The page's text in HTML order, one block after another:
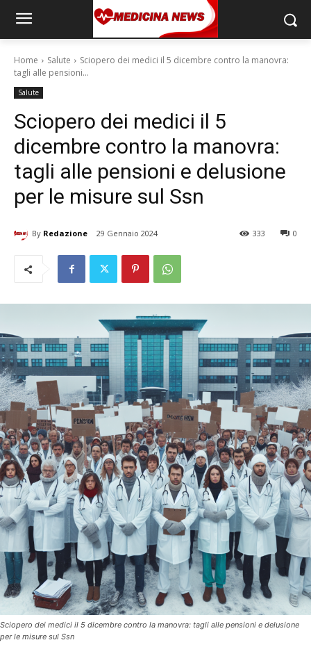
Home Salute
Sciopero dei medici il 5 dicembre contro la manovra:
tagli alle pensioni...
Salute
Sciopero dei medici il 5
dicembre contro la manovra:
tagli alle pensioni e delusione
per le misure sul Ssn
By Redazione 29 Gennaio 2024 0
333
Sciopero dei medici il 5 dicembre contro la manovra: tagli alle pensioni e delusione
per le misure sul Ssn